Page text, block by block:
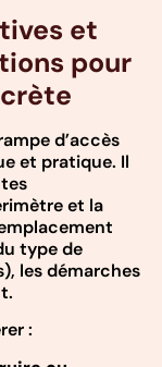
et
pour
d’accès
et pratique. Il
et la
type de
les démarches
: